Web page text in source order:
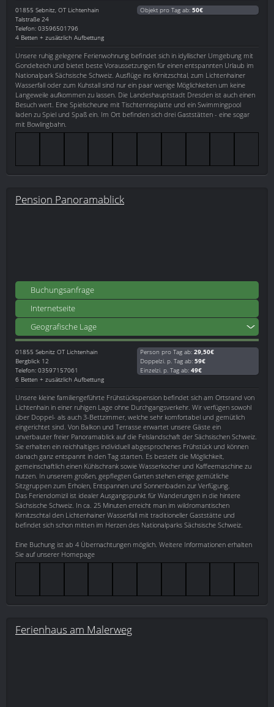
01855 Sebnitz, OT Lichtenhain
Talstraße 24
Telefon: 03596501796
4 Betten + zusätzlich Aufbettung
Objekt pro Tag ab: 50€
Unsere ruhig gelegene Ferienwohnung befindet sich in idyllischer Umgebung mit
Gondelteich und bietet beste Voraussetzungen für einen entspannten Urlaub im
Nationalpark Sächsische Schweiz. Ausflüge ins Kirnitzschtal, zum Lichtenhainer
Wasserfall oder zum Kuhstall sind nur ein paar wenige Möglichkeiten um keine
Langeweile aufkommen zu lassen. Die Landeshauptstadt Dresden ist auch einen
Besuch wert. Eine Spielscheune mit Tischtennisplatte und ein Swimmingpool
laden zu Spiel und Spaß ein. Im Ort befinden sich drei Gaststätten - eine sogar
mit Bowlingbahn.
Pension Panoramablick
Buchungsanfrage
Internetseite
Geografische Lage
01855 Sebnitz OT Lichtenhain
Bergblick 12
Telefon: 03597157061
6 Betten + zusätzlich Aufbettung
Person pro Tag ab: 29,50€
Doppelzi. p. Tag ab: 59€
Einzelzi. p. Tag ab: 49€
Unsere kleine familiengeführte Frühstückspension befindet sich am Ortsrand von
Lichtenhain in einer ruhigen Lage ohne Durchgangsverkehr. Wir verfügen sowohl
über Doppel- als auch 3-Bettzimmer, welche sehr komfortabel und gemütlich
eingerichtet sind. Von Balkon und Terrasse erwartet unsere Gäste ein
unverbauter freier Panoramablick auf die Felslandschaft der Sächsischen Schweiz.
Sie erhalten ein reichhaltiges individuell abgesprochenes Frühstück und können
danach ganz entspannt in den Tag starten. Es besteht die Möglichkeit,
gemeinschaftlich einen Kühlschrank sowie Wasserkocher und Kaffeemaschine zu
nutzen. In unserem großen, gepflegten Garten stehen einige gemütliche
Sitzgruppen zum Erholen, Entspannen und Sonnenbaden zur Verfügung.
Das Feriendomizil ist idealer Ausgangspunkt für Wanderungen in die hintere
Sächsische Schweiz. In ca. 25 Minuten erreicht man im wildromantischen
Kirnitzschtal den Lichtenhainer Wasserfall mit traditioneller Gaststätte und
befindet sich schon mitten im Herzen des Nationalparks Sächsische Schweiz.
Eine Buchung ist ab 4 Übernachtungen möglich. Weitere Informationen erhalten
Sie auf unserer Homepage
Ferienhaus am Malerweg